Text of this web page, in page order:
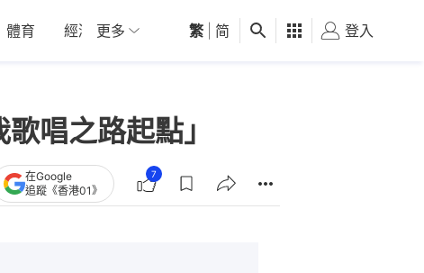
體育 經濟 01深圳 觀點 健康 好食玩飛
更多 繁 简 登入
唱之路起點」
在Google
追蹤《香港01》
7